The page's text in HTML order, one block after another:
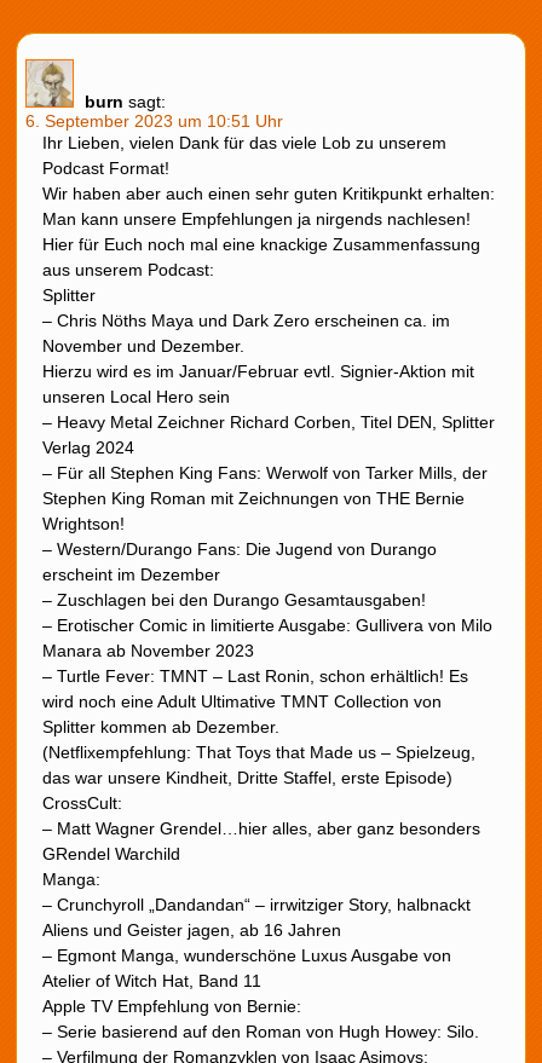
burn sagt:
6. September 2023 um 10:51 Uhr
Ihr Lieben, vielen Dank für das viele Lob zu unserem
Podcast Format!
Wir haben aber auch einen sehr guten Kritikpunkt erhalten:
Man kann unsere Empfehlungen ja nirgends nachlesen!
Hier für Euch noch mal eine knackige Zusammenfassung
aus unserem Podcast:
Splitter
– Chris Nöths Maya und Dark Zero erscheinen ca. im
November und Dezember.
Hierzu wird es im Januar/Februar evtl. Signier-Aktion mit
unseren Local Hero sein
– Heavy Metal Zeichner Richard Corben, Titel DEN, Splitter
Verlag 2024
– Für all Stephen King Fans: Werwolf von Tarker Mills, der
Stephen King Roman mit Zeichnungen von THE Bernie
Wrightson!
– Western/Durango Fans: Die Jugend von Durango
erscheint im Dezember
– Zuschlagen bei den Durango Gesamtausgaben!
– Erotischer Comic in limitierte Ausgabe: Gullivera von Milo
Manara ab November 2023
– Turtle Fever: TMNT – Last Ronin, schon erhältlich! Es
wird noch eine Adult Ultimative TMNT Collection von
Splitter kommen ab Dezember.
(Netflixempfehlung: That Toys that Made us – Spielzeug,
das war unsere Kindheit, Dritte Staffel, erste Episode)
CrossCult:
– Matt Wagner Grendel…hier alles, aber ganz besonders
GRendel Warchild
Manga:
– Crunchyroll „Dandandan“ – irrwitziger Story, halbnackt
Aliens und Geister jagen, ab 16 Jahren
– Egmont Manga, wunderschöne Luxus Ausgabe von
Atelier of Witch Hat, Band 11
Apple TV Empfehlung von Bernie:
– Serie basierend auf den Roman von Hugh Howey: Silo.
– Verfilmung der Romanzyklen von Isaac Asimovs: